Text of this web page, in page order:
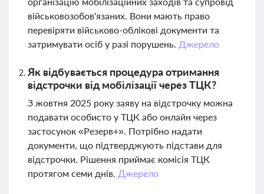
військовозобов'язаних. Вони мають право
перевіряти військово-облікові документи та
затримувати осіб у разі порушень. Джерело
Як відбувається процедура отримання
відстрочки від мобілізації через ТЦК?
З жовтня 2025 року заяву на відстрочку можна
подавати особисто у ТЦК або онлайн через
застосунок «Резерв+». Потрібно надати
документи, що підтверджують підстави для
відстрочки. Рішення приймає комісія ТЦК
протягом семи днів. Джерело